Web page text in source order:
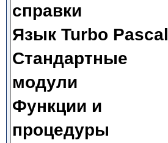
справки
Язык Turbo Pascal
Стандартные
модули
Функции и
процедуры